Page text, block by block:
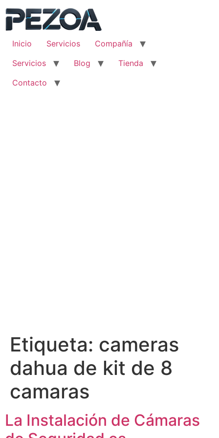
contenido
Inicio
Servicios
Compañía
Servicios
Blog
Tienda
Contacto
Etiqueta: cameras
dahua de kit de 8
camaras
La Instalación de Cámaras